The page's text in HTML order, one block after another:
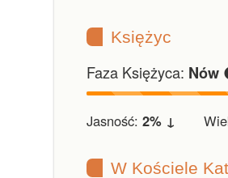
Księżyc
Faza Księżyca: Nów
Jasność: 2% ↓
W Kościele